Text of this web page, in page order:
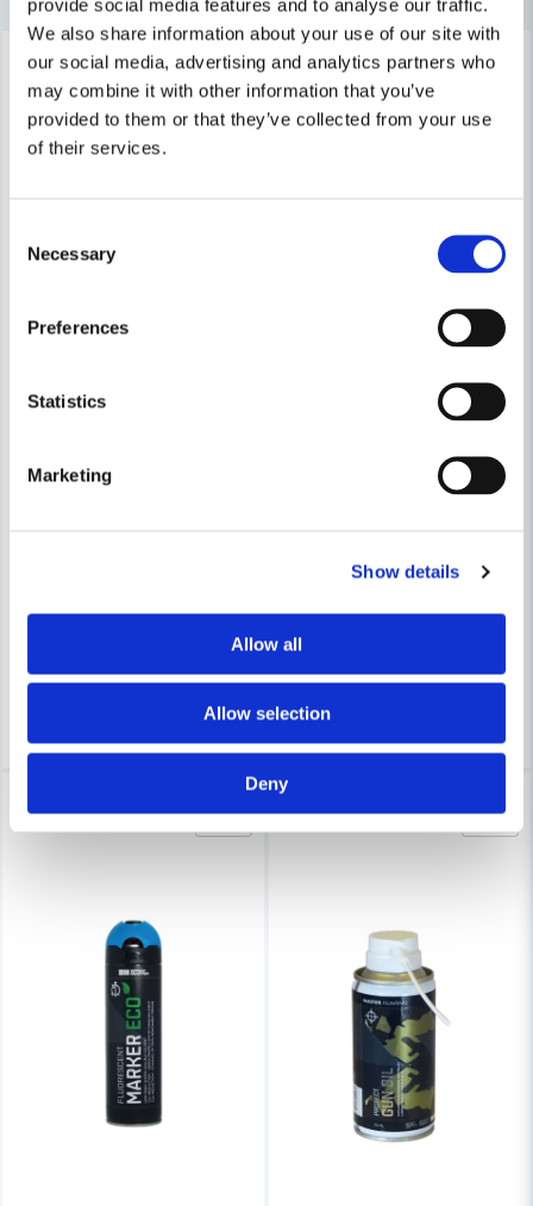
provide social media features and to analyse our traffic.
We also share information about your use of our site with
our social media, advertising and analytics partners who
may combine it with other information that you’ve
provided to them or that they’ve collected from your use
of their services.
Selection
Necessary
Preferences
Statistics
Marketing
Show details
Allow all
Allow selection
Deny
Ja, ni får publicera min fråga
Spray Master Rostskyddsprimer Spray Grå 400ml
Finns i Webblager
Lagerrensning upp till
40%
Spray Master Kallgalv Zink
148 kr
Finns i Webblager
-23%